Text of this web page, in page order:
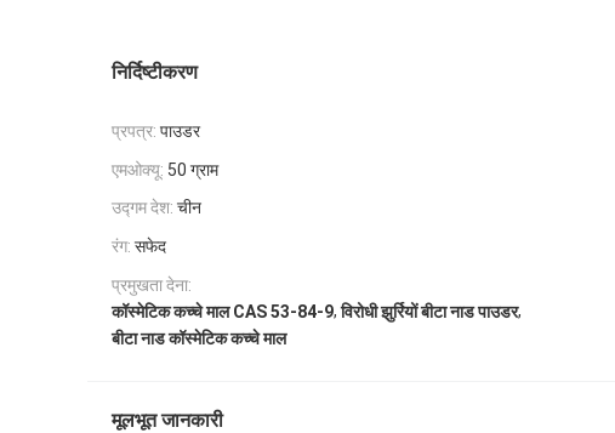
निर्दिष्टीकरण
प्रपत्र: पाउडर
एमओक्यू: 50 ग्राम
उद्गम देश: चीन
रंग: सफेद
प्रमुखता देना:
कॉस्मेटिक कच्चे माल CAS 53-84-9,विरोधी झुर्रियों बीटा नाड पाउडर,
बीटा नाड कॉस्मेटिक कच्चे माल
मूलभूत जानकारी